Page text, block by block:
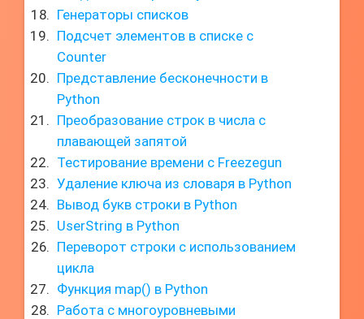
Генераторы списков
Подсчет элементов в списке с
Counter
Представление бесконечности в
Python
Преобразование строк в числа с
плавающей запятой
Тестирование времени с Freezegun
Удаление ключа из словаря в Python
Вывод букв строки в Python
UserString в Python
Переворот строки с использованием
цикла
Функция map() в Python
Работа с многоуровневыми